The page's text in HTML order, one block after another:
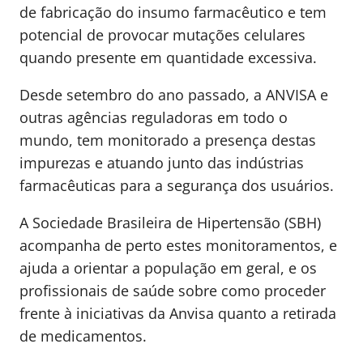
de fabricação do insumo farmacêutico e tem
potencial de provocar mutações celulares
quando presente em quantidade excessiva.
Desde setembro do ano passado, a ANVISA e
outras agências reguladoras em todo o
mundo, tem monitorado a presença destas
impurezas e atuando junto das indústrias
farmacêuticas para a segurança dos usuários.
A Sociedade Brasileira de Hipertensão (SBH)
acompanha de perto estes monitoramentos, e
ajuda a orientar a população em geral, e os
profissionais de saúde sobre como proceder
frente à iniciativas da Anvisa quanto a retirada
de medicamentos.